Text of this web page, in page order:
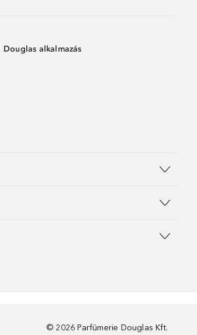
Douglas alkalmazás
© 2026 Parfümerie Douglas Kft.